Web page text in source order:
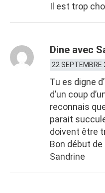
Il est trop
Dine avec
22 SEPTEMBRE
Tu es digne
d’un coup
reconnais
parait
doivent être
Bon début
Sandrine